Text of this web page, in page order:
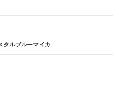
タルブルーマイカ